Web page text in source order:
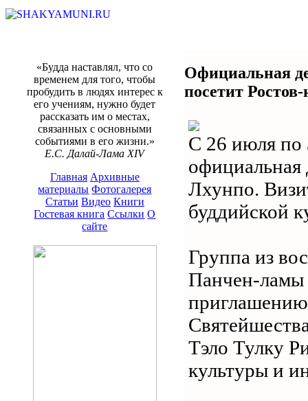
«Будда наставлял, что со
временем для того, чтобы
пробудить в людях интерес к
его учениям, нужно будет
рассказать им о местах,
связанных с основными
событиями в его жизни.»
Е.С. Далай-Лама XIV
Главная Архивные
материалы Фотогалерея
Статьи Видео Книги
Гостевая книга Ссылки О
сайте
Официальная
посетит
С 26 июля по
официальная
Лхунпо.
буддийской
Группа из
Панчен-ламы
приглашению
Тэло Тулку
культуры и